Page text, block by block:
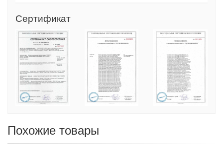
Сертификат
Похожие товары